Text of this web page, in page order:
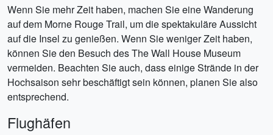
Wenn Sie mehr Zeit haben, machen Sie eine Wanderung
auf dem Morne Rouge Trail, um die spektakuläre Aussicht
auf die Insel zu genießen. Wenn Sie weniger Zeit haben,
können Sie den Besuch des The Wall House Museum
vermeiden. Beachten Sie auch, dass einige Strände in der
Hochsaison sehr beschäftigt sein können, planen Sie also
entsprechend.
Flughäfen